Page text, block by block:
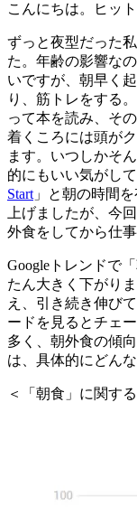
こんにちは。ヒッ
ずっと夜型だった
た。年齢の影響な
いですが、朝早く
り、筋トレをする
って本を読み、そ
着くころには頭が
ます。いつしかそ
的にもいい気がし
Start」と朝の時間
上げましたが、今
外食をしてから仕
Googleトレンドで
たん大きく下がり
え、引き続き伸び
ードを見るとチェ
多く、朝外食の傾
は、具体的にどん
＜「朝食」に関す